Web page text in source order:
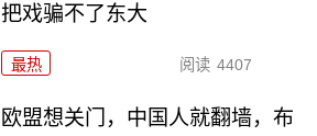
把戏骗不了东大
最热 阅读 4407
欧盟想关门，中国人就翻墙，布